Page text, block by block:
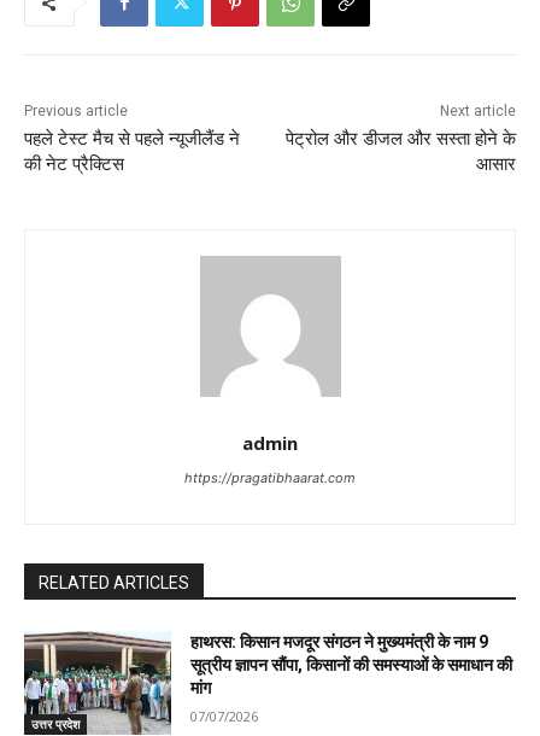
Previous article
पहले टेस्ट मैच से पहले न्यूजीलैंड ने
की नेट प्रैक्टिस
Next article
पेट्रोल और डीजल और सस्ता होने के
आसार
admin
https://pragatibhaarat.com
RELATED ARTICLES
उत्तर प्रदेश
हाथरस: किसान मजदूर संगठन ने मुख्यमंत्री के नाम 9
सूत्रीय ज्ञापन सौंपा, किसानों की समस्याओं के समाधान की
मांग
07/07/2026